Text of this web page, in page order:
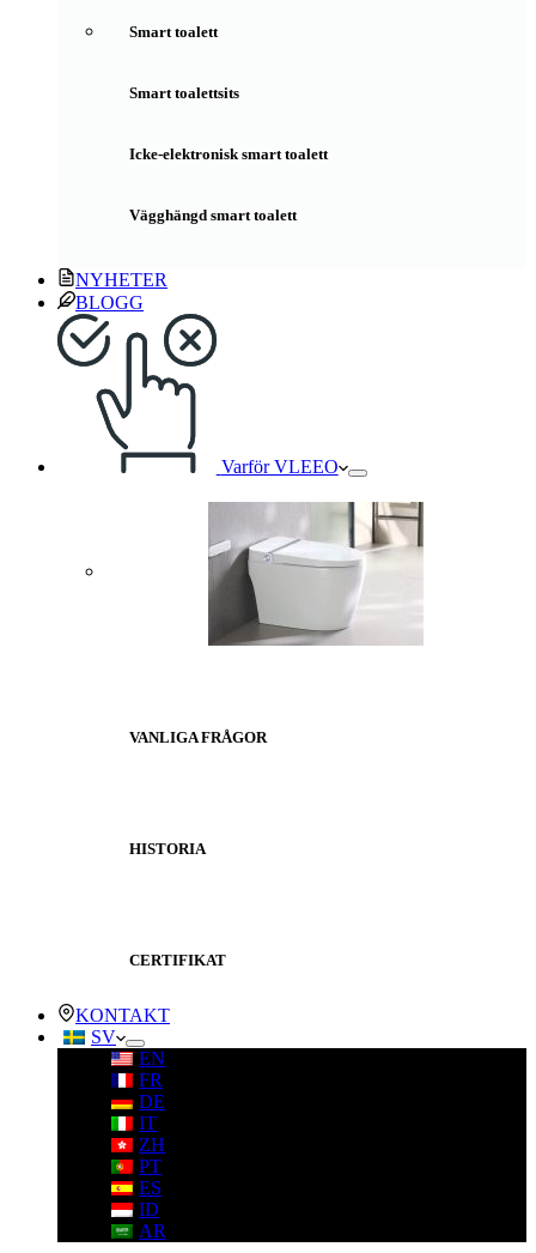
Smart toalett
Smart toalettsits
Icke-elektronisk smart toalett
Vägghängd smart toalett
NYHETER
BLOGG
Varför VLEEO
VANLIGA FRÅGOR
HISTORIA
CERTIFIKAT
KONTAKT
SV
EN
FR
DE
IT
ZH
PT
ES
ID
AR